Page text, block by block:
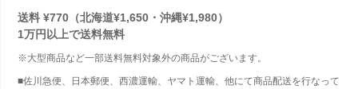
送料 ¥770（北海道¥1,650・沖縄¥1,980）
1万円以上で送料無料
※大型商品など一部送料無料対象外の商品がございます。
■佐川急便、日本郵便、西濃運輸、ヤマト運輸、他にて商品配送を行なって